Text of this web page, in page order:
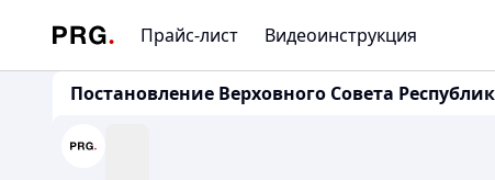
Прайс-лист Видеоинструкция
Постановление Верховного Совета